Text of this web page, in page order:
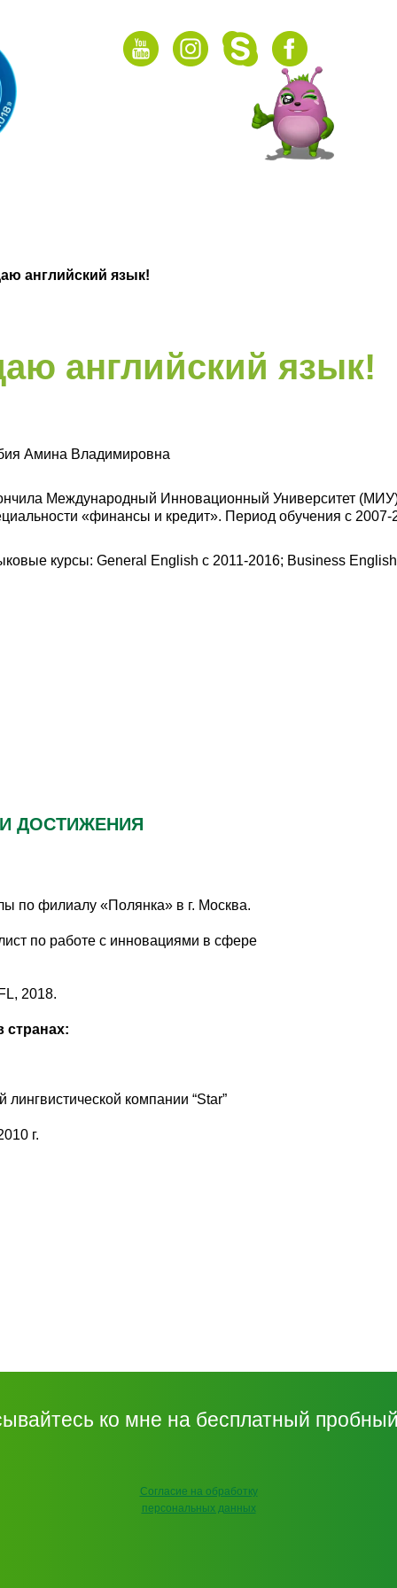
английский язык!
английский язык!
Амина Владимировна
Международный Инновационный Университет
«финансы и кредит». Период обучения с 2007-
курсы: General English c 2011-2016; Business
ДОСТИЖЕНИЯ
по филиалу «Полянка» в г. Москва.
по работе с инновациями в сфере
2018.
странах:
компании “Star”
г.
ко мне на бесплатный
Согласие на обработку
персональных данных